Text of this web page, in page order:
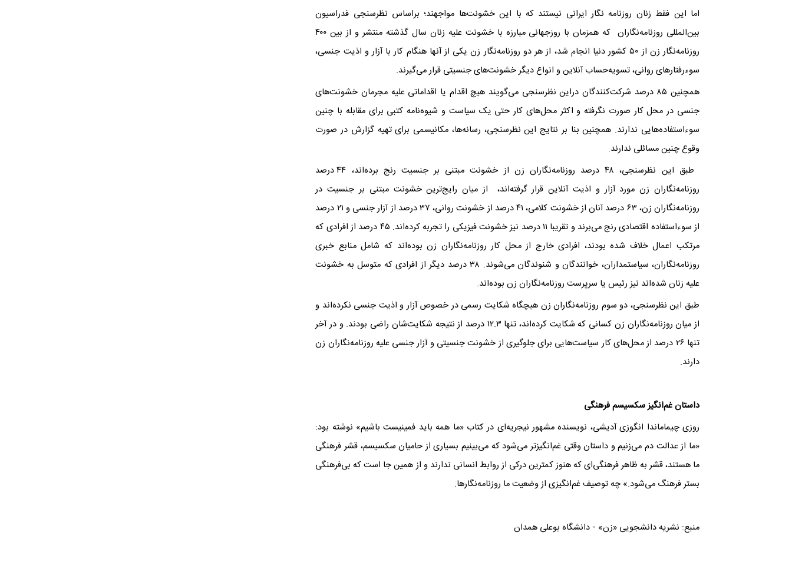
اما این فقط زنان روزنامه نگار ایرانی نیستند که با این خشونت‌ها مواجهند؛ براساس نظرسنجی فدراسیون
بین‌المللی روزنامه‌نگاران که همزمان با روزجهانی مبارزه با خشونت علیه زنان سال گذشته منتشر و از بین ۴۰۰
روزنامه‌نگار زن از ۵۰ کشور دنیا انجام شد، از هر دو روزنامه‌نگار زن یکی از آنها هنگام کار با آزار و اذیت جنسی،
سوء‌رفتارهای روانی، تسویه‌حساب آنلاین و انواع دیگر خشونت‌های جنسیتی قرار می‌گیرند.
همچنین ۸۵ درصد شرکت‌کنندگان دراین نظرسنجی می‌گویند هیچ اقدام یا اقداماتی علیه مجرمان خشونت‌های
جنسی در محل کار صورت نگرفته و اکثر محل‌های کار حتی یک سیاست و شیوه‌نامه کتبی برای مقابله با چنین
سوء‌استفاده‌هایی ندارند. همچنین بنا بر نتایج این نظرسنجی، رسانه‌ها، مکانیسمی برای تهیه گزارش در صورت
وقوع چنین مسائلی ندارند.
طبق این نظرسنجی، ۴۸ درصد روزنامه‌نگاران زن از خشونت مبتنی بر جنسیت رنج برده‌اند، ۴۴ درصد
روزنامه‌نگاران زن مورد آزار و اذیت آنلاین قرار گرفته‌اند، از میان رایج‌ترین خشونت مبتنی بر جنسیت در
روزنامه‌نگاران زن، ۶۳ درصد آنان از خشونت کلامی، ۴۱ درصد از خشونت روانی، ۳۷ درصد از آزار جنسی و ۲۱ درصد
از سوء‌استفاده اقتصادی رنج می‌برند و تقریبا ۱۱ درصد نیز خشونت فیزیکی را تجربه کرده‌اند. ۴۵ درصد از افرادی که
مرتکب اعمال خلاف شده بودند، افرادی خارج از محل کار روزنامه‌نگاران زن بوده‌اند که شامل منابع خبری
روزنامه‌نگاران، سیاستمداران، خوانندگان و شنوندگان می‌شوند. ۳۸ درصد دیگر از افرادی که متوسل به خشونت
علیه زنان شده‌اند نیز رئیس یا سرپرست روزنامه‌نگاران زن بوده‌اند.
طبق این نظرسنجی، دو سوم روزنامه‌نگاران زن هیچگاه شکایت رسمی در خصوص آزار و اذیت جنسی نکرده‌اند و
از میان روزنامه‌نگاران زن کسانی که شکایت کرده‌اند، تنها ۱۲.۳ درصد از نتیجه شکایت‌شان راضی بودند
. و در آخر
تنها ۲۶ درصد از محل‌های کار سیاست‌هایی برای جلوگیری از خشونت جنسیتی و آزار جنسی علیه روزنامه‌نگاران زن
دارند.
داستان غم‌انگیز سکسیسم فرهنگی
روزی چیماماندا انگوزی آدیشی، نویسنده مشهور نیجریه‌ای در کتاب «ما همه باید فمینیست باشیم» نوشته بود:‌
«ما از عدالت دم می‌زنیم و داستان وقتی غم‌انگیزتر می‌شود که می‌بینیم بسیاری از حامیان سکسیسم، قشر فرهنگی
ما هستند، قشر به ظاهر فرهنگی‌ای که هنوز کمترین درکی از روابط انسانی ندارند و از همین جا است که بی‌فرهنگی
بستر فرهنگ می‌شود.» چه توصیف غم‌انگیزی از وضعیت ما روزنامه‌نگارها.
منبع: نشریه دانشجویی «زن» - دانشگاه بوعلی همدان